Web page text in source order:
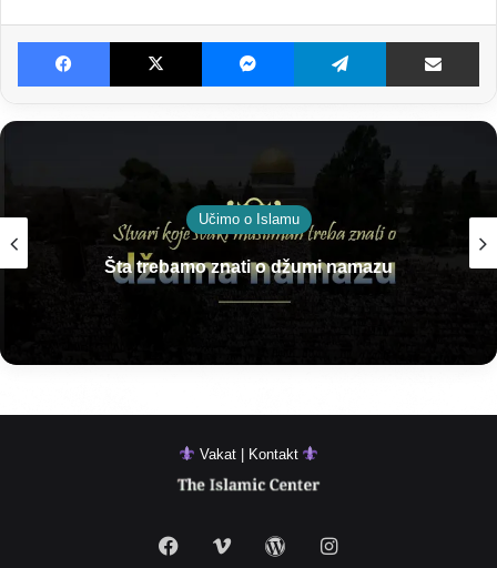
Facebook X Messenger Telegram
Učimo o Islamu
Šta trebamo znati o džumi namazu
Vakat | Kontakt
FacebookVimeo WordPressInstagram